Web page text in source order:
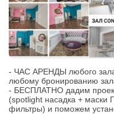
- ЧАС АРЕНДЫ любого
любому бронированию
- БЕСПЛАТНО дадим
(spotlight насадка + маски
фильтры) и поможем